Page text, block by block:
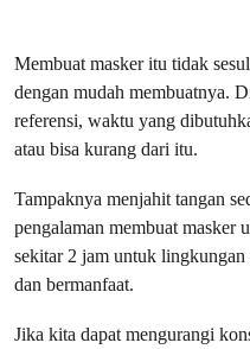
Membuat masker itu tidak
dengan mudah membuatnya.
referensi, waktu yang
atau bisa kurang dari itu.
Tampaknya menjahit tangan
pengalaman membuat masker
sekitar 2 jam untuk lingkungan
dan bermanfaat.
Jika kita dapat mengurangi